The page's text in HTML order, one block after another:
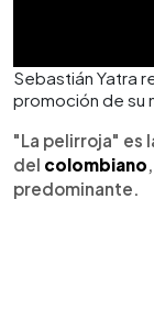
Sebastián Yatra
promoción de su
"La pelirroja" es
del colombiano
predominante.